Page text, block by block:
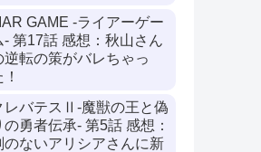
GAME -ライアーゲー
- 第17話 感想：秋山さん
逆転の策がバレちゃっ
レバテスⅡ-魔獣の王と偽
の勇者伝承- 第5話 感想：
のないアリシアさんに新